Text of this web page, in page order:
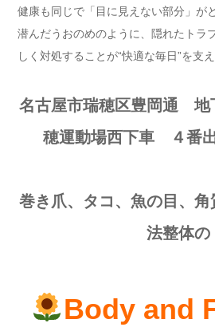
健康も同じで「目に見えない部分」が
潜んだうおのめのように、隠れたトラ
しく対処することが“快適な毎日”を支え
名古屋市瑞穂区豊岡通
穂運動場西下車 ４番
巻き爪、タコ、魚の目、
法整体の
Body and